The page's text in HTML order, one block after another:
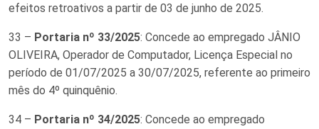
efeitos retroativos a partir de 03 de junho de 2025.
33 – Portaria nº 33/2025: Concede ao empregado JÂNIO
OLIVEIRA, Operador de Computador, Licença Especial no
período de 01/07/2025 a 30/07/2025, referente ao primeiro
mês do 4º quinquênio.
34 – Portaria nº 34/2025: Concede ao empregado